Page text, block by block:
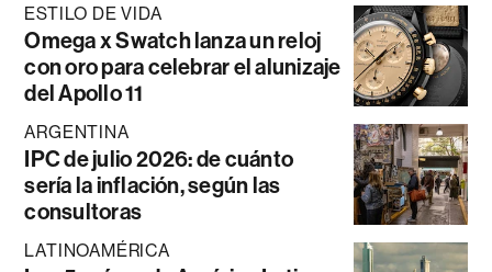
ESTILO DE VIDA
Omega x Swatch lanza un reloj
con oro para celebrar el alunizaje
del Apollo 11
ARGENTINA
IPC de julio 2026: de cuánto
sería la inflación, según las
consultoras
LATINOAMÉRICA